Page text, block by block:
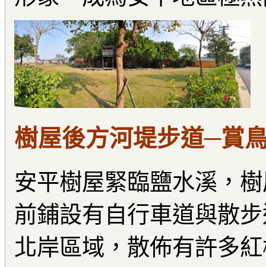
樹屋後方河堤步道─賞
安平樹屋緊臨鹽水溪，
前鋪設有自行車道與散
北岸區域，散佈有許多